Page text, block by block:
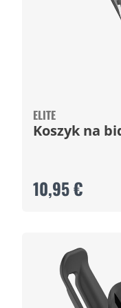
ELITE
Koszyk na
10,95 €